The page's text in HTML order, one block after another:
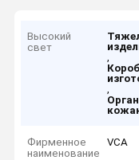
Высокий
свет
,
,
Фирменное
наименование
VCA